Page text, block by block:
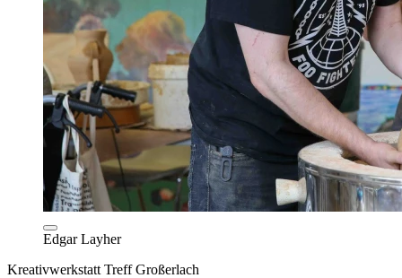
Edgar Layher
Kreativwerkstatt Treff Großerlach